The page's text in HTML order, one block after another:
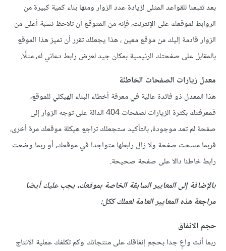
بعد تتبعنا للقواعد المثلى لزيادة عدد الزوار ومنها بناء كمية كبيرة من
الروابط لموقعك على الإنترنت، فإنه من المتوقع أن تلاحظ نسبة أعلى من
الزوار قادمة إليك من موقع معين ، هذا يجعلك تقرر أن تميز هذا الموقع
بالمقابل على صفحتك الرئيسية بمكان جيد لعرض رابط دعائي له، مثلًا.
معدل زيارات الصفحات الخاطئة
هذا المعدل ذو فائدة عالية في معرفة أخطاء البناء الهيكلي للموقع،
فمعرفتك بكثرة الزيارات لصفحات 404 الدالة على توجه الزوار إلى
صفحة لم تعد موجودة، بالتأكيد ستجعلك تراجع هيكلة موقعك مرة أخرى،
فربما مسحت صفحة ولا زال رابطها متواجدا في موقعك، أو ربما وضعت
رابط خاطئا دالا على صفحة صحيحة.
بالإضافة إلى المعايير السابقة الخاصة بموقعك، يجب عليك أيضا
مراجعة هذه المعايير العامة لعملك ككل:
حجم الإنفاق
ربما أنت واعٍ جدا بحجم إنفاقك على منتجاتك وكم تكلفك عملية الانتاج